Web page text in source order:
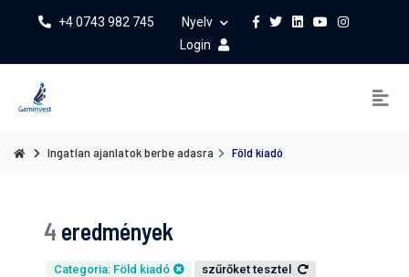
+4 0743 982 745
Nyelv
Login
Ingatlan ajanlatok berbe adasra Föld kiadó
4 eredmények
Categoria: Föld kiadó szűrőket tesztel